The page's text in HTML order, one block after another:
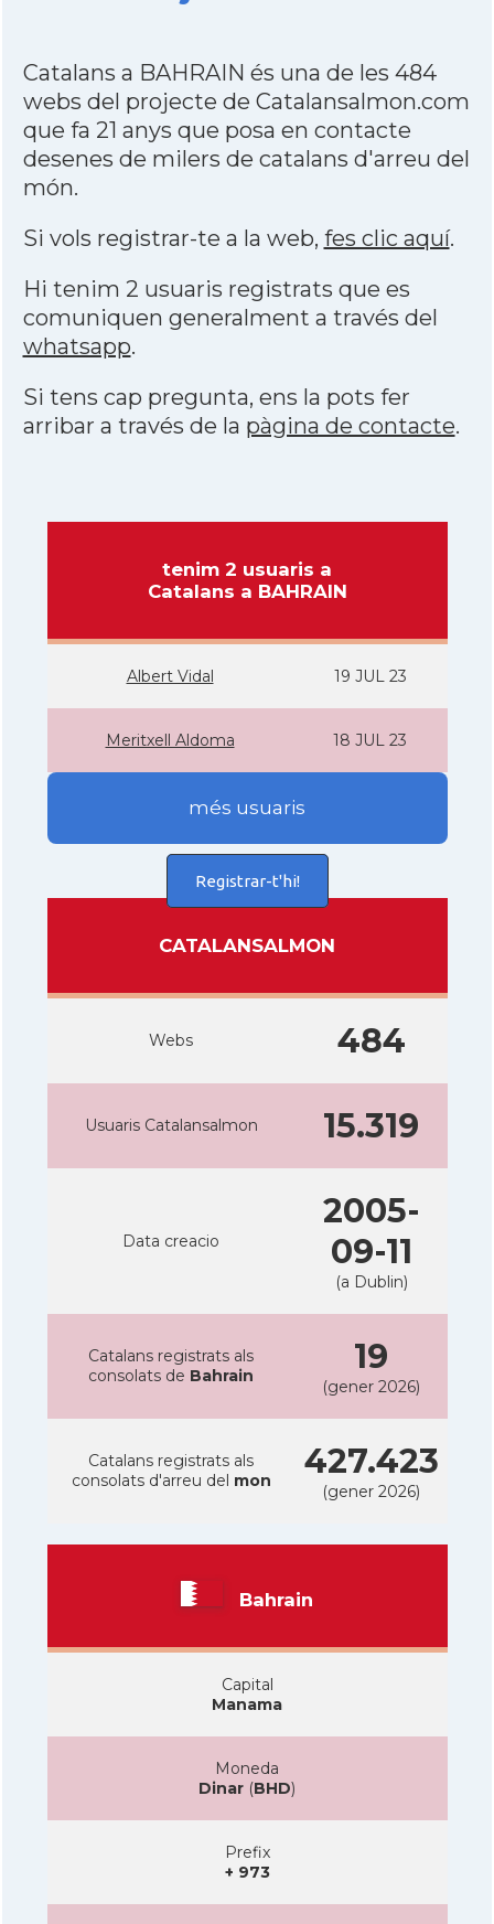
Catalans a BAHRAIN és una de les 484
webs del projecte de Catalansalmon.com
que fa 21 anys que posa en contacte
desenes de milers de catalans d'arreu del
món.
Si vols registrar-te a la web, fes clic aquí.
Hi tenim 2 usuaris registrats que es
comuniquen generalment a través del
whatsapp.
Si tens cap pregunta, ens la pots fer
arribar a través de la pàgina de contacte.
tenim 2 usuaris a
Catalans a BAHRAIN
Albert Vidal 19 JUL 23
Meritxell Aldoma 18 JUL 23
més usuaris
Registrar-t'hi!
CATALANSALMON
Webs 484
Usuaris Catalansalmon 15.319
Data creacio
2005-
09-11
(a Dublin)
Catalans registrats als
consolats de Bahrain 19
(gener 2026)
Catalans registrats als
consolats d'arreu del mon 427.423
(gener 2026)
Bahrain
Capital
Manama
Moneda
Dinar (BHD)
Prefix
+ 973